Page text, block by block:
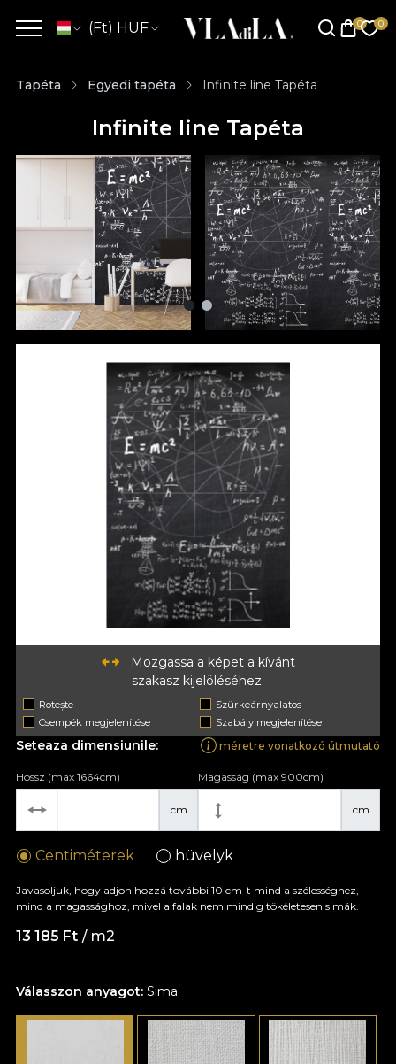
(Ft) HUF
Tapéta Egyedi tapéta Infinite line Tapéta
Infinite line Tapéta
Mozgassa a képet a kívánt
szakasz kijelöléséhez.
Rotește
Szürkeárnyalatos
Csempék megjelenítése
Szabály megjelenítése
Válasszon anyagot: Sima
Seteaza dimensiunile: méretre vonatkozó útmutató
cm
Hossz (max 1664cm)
cm
Magasság (max 900cm)
Centiméterek hüvelyk
Javasoljuk, hogy adjon hozzá további 10 cm-t mind a szélességhez,
mind a magassághoz, mivel a falak nem mindig tökéletesen simák.
13 185 Ft / m2